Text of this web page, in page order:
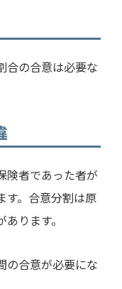
合の合意は必要な
険者であった者が
す。合意分割は原
ります。
の合意が必要にな